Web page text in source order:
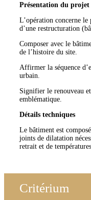
Présentation du projet
L’opération concerne
d’une restructuration
Composer avec le
de l’histoire du site.
Affirmer la séquence
urbain.
Signifier le renouveau
emblématique.
Détails techniques
Le bâtiment est
joints de dilatation
retrait et de
Critérium